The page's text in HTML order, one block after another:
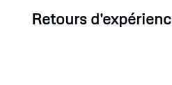
Retours